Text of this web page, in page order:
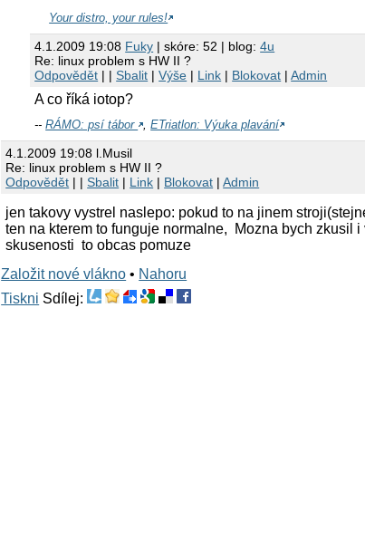
Your distro, your rules!
4.1.2009 19:08 Fuky | skóre: 52 | blog:4u
Re: linux problem s HW II ?
Odpovědět | |Sbalit |Výše | Link | Blokovat |Admin
A co říká iotop?
--RÁMO: psí tábor ,ETriatlon: Výuka plavání
4.1.2009 19:08 l.Musil
Re: linux problem s HW II ?
Odpovědět | |Sbalit | Link | Blokovat |Admin
jen takovy vystrel naslepo: pokud to na jinem
ten na kterem to funguje normalne, Mozna bych
skusenosti to obcas pomuze
Založit nové vlákno • Nahoru
Tiskni Sdílej: